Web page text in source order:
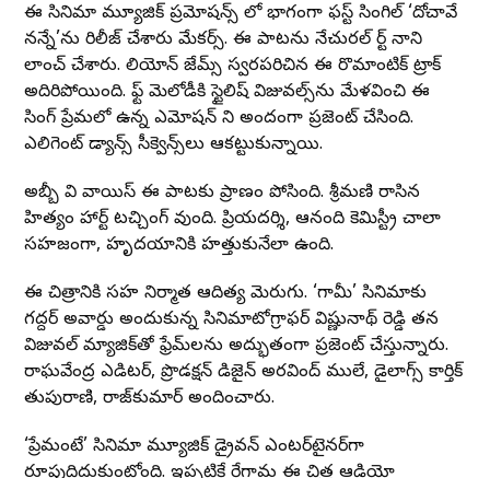
ఈ సినిమా మ్యూజిక్ ప్రమోషన్స్ లో భాగంగా ఫస్ట్ సింగిల్ ‘దోచావే
నన్నే’ను రిలీజ్ చేశారు మేకర్స్. ఈ పాటను నేచురల్ స్టార్ నాని
లాంచ్ చేశారు. లియోన్ జేమ్స్ స్వరపరిచిన ఈ రొమాంటిక్ ట్రాక్
అదిరిపోయింది. సాఫ్ట్ మెలోడీకి స్టైలిష్ విజువల్స్‌ను మేళవించి ఈ
సింగ్ ప్రేమలో ఉన్న ఎమోషన్ ని అందంగా ప్రజెంట్ చేసింది.
ఎలిగెంట్ డ్యాన్స్ సీక్వెన్స్‌లు ఆకట్టుకున్నాయి.
అబ్బీ వి వాయిస్ ఈ పాటకు ప్రాణం పోసింది. శ్రీమణి రాసిన
సాహిత్యం హార్ట్ టచ్చింగ్ వుంది. ప్రియదర్శి, ఆనంది కెమిస్ట్రీ చాలా
సహజంగా, హృదయానికి హత్తుకునేలా ఉంది.
ఈ చిత్రానికి సహ నిర్మాత ఆదిత్య మెరుగు. ‘గామీ’ సినిమాకు
గద్దర్ అవార్డు అందుకున్న సినిమాటోగ్రాఫర్ విష్ణునాథ్ రెడ్డి తన
విజువల్ మ్యాజిక్‌తో ఫ్రేమ్‌లను అద్భుతంగా ప్రజెంట్ చేస్తున్నారు.
రాఘవేంద్ర ఎడిటర్, ప్రొడక్షన్ డిజైన్‌ అరవింద్ ములే, డైలాగ్స్‌ కార్తిక్
తుపురాణి, రాజ్‌కుమార్ అందించారు.
‘ప్రేమంటే’ సినిమా మ్యూజిక్ డ్రైవన్ ఎంటర్‌టైనర్‌గా